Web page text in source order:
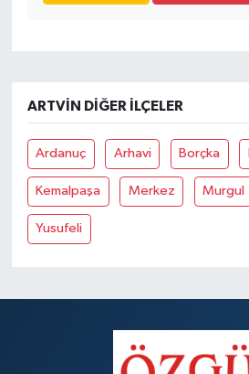
ARTVIN DIĞER İLÇELER
Ardanuç Arhavi Borçka
Kemalpaşa Merkez Murgul
Yusufeli